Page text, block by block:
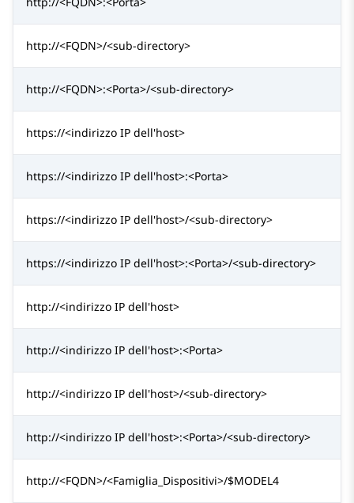
http://<FQDN>/<sub-directory>
http://<FQDN>:<Porta>/<sub-directory>
https://<indirizzo IP dell'host>
https://<indirizzo IP dell'host>:<Porta>
https://<indirizzo IP dell'host>/<sub-directory>
https://<indirizzo IP dell'host>:<Porta>/<sub-directory>
http://<indirizzo IP dell'host>
http://<indirizzo IP dell'host>:<Porta>
http://<indirizzo IP dell'host>/<sub-directory>
http://<indirizzo IP dell'host>:<Porta>/<sub-directory>
http://<FQDN>/<Famiglia_Dispositivi>/$MODEL4